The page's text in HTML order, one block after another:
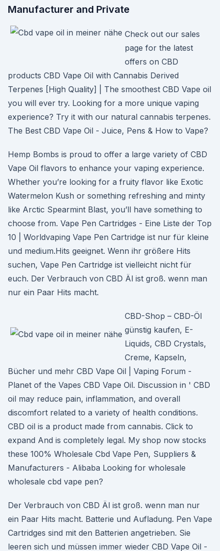
Manufacturer and Private
Check out our sales
page for the latest
offers on CBD
products CBD Vape Oil with Cannabis Derived
Terpenes [High Quality] | The smoothest CBD Vape oil
you will ever try. Looking for a more unique vaping
experience? Try it with our natural cannabis terpenes.
The Best CBD Vape Oil - Juice, Pens & How to Vape?
Hemp Bombs is proud to offer a large variety of CBD
Vape Oil flavors to enhance your vaping experience.
Whether you’re looking for a fruity flavor like Exotic
Watermelon Kush or something refreshing and minty
like Arctic Spearmint Blast, you’ll have something to
choose from. Vape Pen Cartridges - Eine Liste der Top
10 | Worldvaping Vape Pen Cartridge ist nur für kleine
und medium.Hits geeignet. Wenn ihr größere Hits
suchen, Vape Pen Cartridge ist vielleicht nicht für
euch. Der Verbrauch von CBD Äl ist groß. wenn man
nur ein Paar Hits macht.
CBD-Shop – CBD-Öl
günstig kaufen, E-
Liquids, CBD Crystals,
Creme, Kapseln,
Bücher und mehr CBD Vape Oil | Vaping Forum -
Planet of the Vapes CBD Vape Oil. Discussion in ' CBD
oil may reduce pain, inflammation, and overall
discomfort related to a variety of health conditions.
CBD oil is a product made from cannabis. Click to
expand And is completely legal. My shop now stocks
these 100% Wholesale Cbd Vape Pen, Suppliers &
Manufacturers - Alibaba Looking for wholesale
wholesale cbd vape pen?
Der Verbrauch von CBD Äl ist groß. wenn man nur
ein Paar Hits macht. Batterie und Aufladung. Pen Vape
Cartridges sind mit den Batterien angetrieben. Sie
leeren sich und müssen immer wieder CBD Vape Oil -